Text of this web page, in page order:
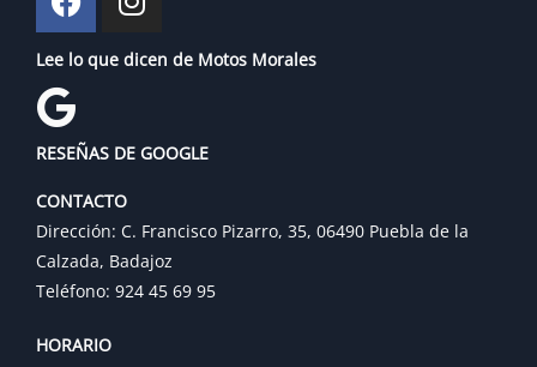
Lee lo que dicen de Motos Morales
RESEÑAS DE GOOGLE
CONTACTO
Dirección: C. Francisco Pizarro, 35, 06490 Puebla de la
Calzada, Badajoz
Teléfono: 924 45 69 95
HORARIO